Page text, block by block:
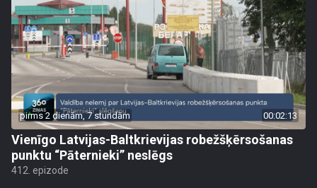
pirms 2 dienām, 7 stundām 00:02:13
Vienīgo Latvijas-Baltkrievijas robežšķērsošanas
punktu “Pāternieki” neslēgs
412. epizode